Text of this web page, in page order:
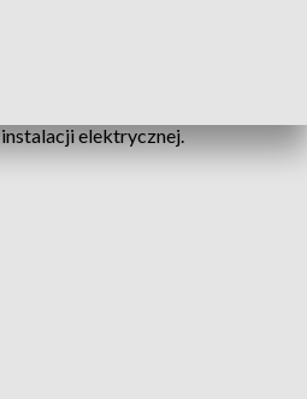
elektrycznej.